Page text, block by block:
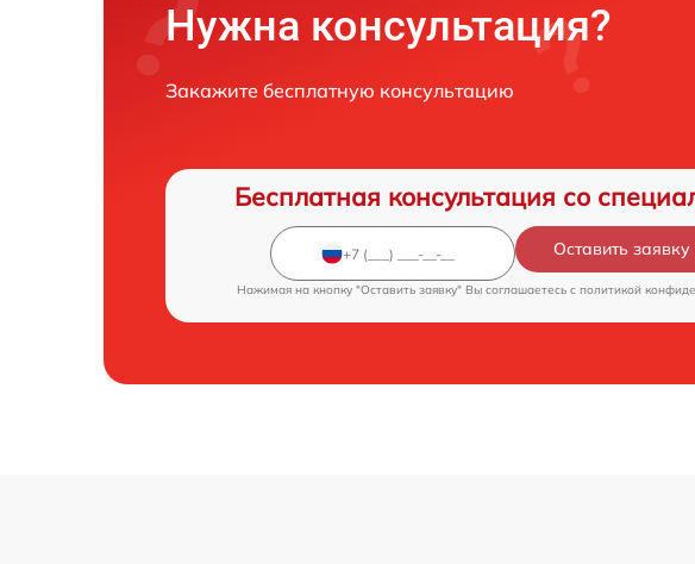
Нужна консультация?
Закажите бесплатную консультацию
Бесплатная консультация со
Оставить заявку
Нажимая на кнопку "Оставить заявку" Вы соглашаетесь c политикой